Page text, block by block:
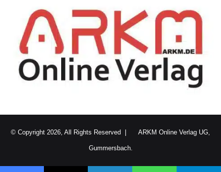
© Copyright 2026, All Rights Reserved | ARKM Online Verlag UG,
Gummersbach.